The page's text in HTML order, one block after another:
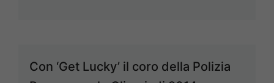
Con ‘Get Lucky’ il coro della Polizia